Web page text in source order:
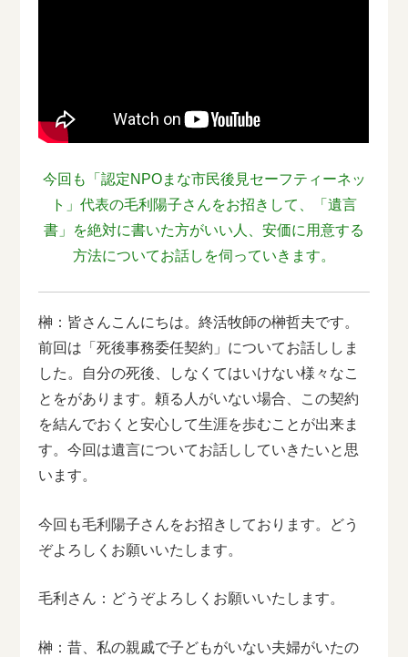
今回も「認定NPOまな市民後見セーフティーネッ
ト」代表の毛利陽子さんをお招きして、「遺言
書」を絶対に書いた方がいい人、安価に用意する
方法についてお話しを伺っていきます。
榊：皆さんこんにちは。終活牧師の榊哲夫です。
前回は「死後事務委任契約」についてお話ししま
した。自分の死後、しなくてはいけない様々なこ
とをがあります。頼る人がいない場合、この契約
を結んでおくと安心して生涯を歩むことが出来ま
す。今回は遺言についてお話ししていきたいと思
います。
今回も毛利陽子さんをお招きしております。どう
ぞよろしくお願いいたします。
毛利さん：どうぞよろしくお願いいたします。
榊：昔、私の親戚で子どもがいない夫婦がいたの